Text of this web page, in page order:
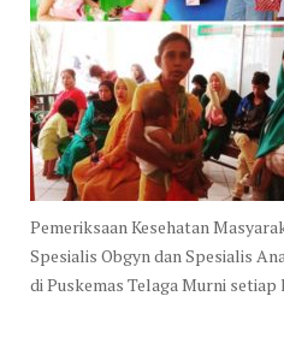
Pemeriksaan Kesehatan
Spesialis Obgyn dan Spesialis
di Puskemas Telaga Murni setiap